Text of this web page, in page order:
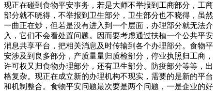
现正在碰到食物平安事务，若是大师不举报到工商部分，工商
部分就不晓得，不举报到卫生部分，卫生部分也不晓得，虽然
一曲正在炒，但若是没有进入到一个层面，办理部分就无法介
入，它们不会看处置问题。因而要考虑通过扶植一个公共平安
消息共享平台，把相关消息及时传输到各个办理部分。食物平
安涉及到良多部分，产质量量归质检部分，停业执照归工商，
许可权又归食物办理部分，还有卫生部分、防疫部分等等，出
格复杂。现正在成立新的办理机构不现实，需要的是新的平台
和机制整合。食物平安问题最次要是两个问题，一是企业的好